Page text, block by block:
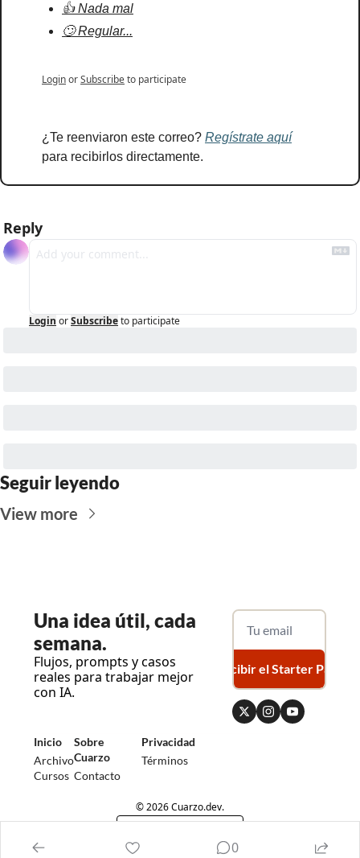
👍 Nada mal
🙄 Regular...
LoginorSubscribeto participate
¿Te reenviaron este correo? Regístrate aquí
para recibirlos directamente.
Reply
Login orSubscribeto participate
Seguir leyendo
View more
Una idea útil, cada
semana.
Flujos, prompts y casos
reales para trabajar mejor
con IA.
Recibir el Starter Pack
Inicio
Archivo
Cursos
Sobre
Cuarzo
Contacto
Privacidad
Términos
© 2026 Cuarzo.dev.
0